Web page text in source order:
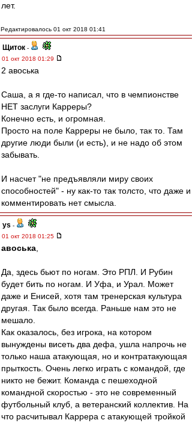
лет.
Редактировалось 01 окт 2018 01:41
Щиток -
01 окт 2018 01:29
2 авоська
Саша, а я где-то написал, что в чемпионстве
НЕТ заслуги Карреры?
Конечно есть, и огромная.
Просто на поле Карреры не было, так то. Там
другие люди были (и есть), и не надо об этом
забывать.
И насчет "не предъявляли миру своих
способностей" - ну как-то так толсто, что даже и
комментировать нет смысла.
ys -
01 окт 2018 01:25
авоська
Да, здесь бьют по ногам. Это РПЛ. И Рубин
будет бить по ногам. И Уфа, и Урал. Может
даже и Енисей, хотя там тренерская культура
другая. Так было всегда. Раньше нам это не
мешало.
Как оказалось, без игрока, на котором
вынуждены висеть два дефа, ушла напрочь не
только наша атакующая, но и контратакующая
прыткость. Очень легко играть с командой, где
никто не бежит. Команда с пешеходной
командной скоростью - это не современный
футбольный клуб, а ветеранский коллектив. На
что расчитывал Каррера с атакующей тройкой